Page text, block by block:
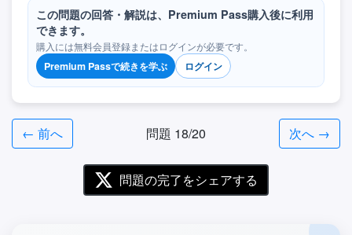
この問題の回答・解説は、Premium Pass購入後に利用
できます。
購入には無料会員登録またはログインが必要です。
Premium Passで続きを学ぶ
ログイン
← 前へ 問題 18/20 次へ →
問題の完了をシェアする